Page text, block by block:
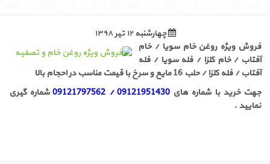
چهارشنبه ۱۲ تیر ۱۳۹۸
فروش ویژه روغن خام سویا / خام
آفتاب / خام کلزا / فله سویا / فله
آفتاب / فله کلزا / حلب 16 مایع و سرخ با قیمت مناسب در احجام بالا
جهت خرید با شماره های
09121951430 / 09121797562
شماره گیری
نمایید .